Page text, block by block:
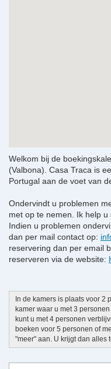
Welkom bij de
(Valbona). Casa Traca is
Portugal aan de voet van
Ondervindt u problemen
met op te nemen. Ik help u
Indien u problemen
dan per mail contact op:
reservering dan per email
reserveren via de website:
In de kamers is plaats voor 2
kamer waar u met 3
kunt u met 4 personen
boeken voor 5 personen of
"meer" aan. U krijgt dan alles